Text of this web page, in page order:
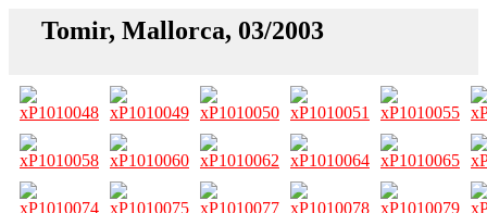
Tomir, Mallorca, 03/2003